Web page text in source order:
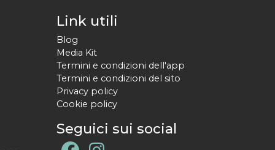
Link utili
Blog
Media Kit
Termini e condizioni dell'app
Termini e condizioni del sito
Privacy policy
Cookie policy
Seguici sui social